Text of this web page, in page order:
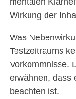
Wirkung der
Was
Testzeitraums
Vorkommnisse.
erwähnen, dass
beachten ist.